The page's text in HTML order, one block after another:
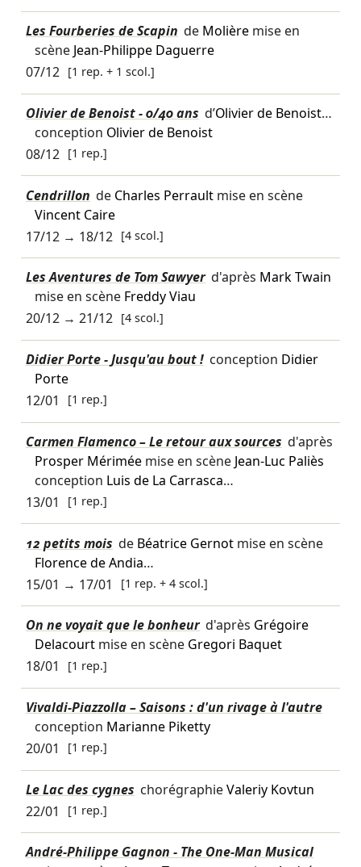
Les Fourberies de Scapin de Molièremise en
scène Jean-Philippe Daguerre
07/12 [1 rep. + 1 scol.]
Olivier de Benoist - 0/40 ans d’Olivier de Benoist…
conception Olivier de Benoist
08/12 [1 rep.]
Cendrillon de Charles Perraultmise en scène
Vincent Caire
17/12→ 18/12 [4 scol.]
Les Aventures de Tom Sawyer d'après Mark Twain
mise en scène Freddy Viau
20/12→ 21/12 [4 scol.]
Didier Porte - Jusqu'au bout ! conception Didier
Porte
12/01
[1 rep.]
Carmen Flamenco – Le retour aux sources d'après
Prosper Mériméemise en scène Jean-Luc Paliès
conception Luis de La Carrasca…
13/01
[1 rep.]
12 petits mois de Béatrice Gernotmise en scène
Florence de Andia…
15/01 → 17/01 [1 rep. + 4 scol.]
On ne voyait que le bonheur d'après Grégoire
Delacourtmise en scène Gregori Baquet
18/01
[1 rep.]
Vivaldi-Piazzolla – Saisons : d'un rivage à l'autre
conception Marianne Piketty
20/01
[1 rep.]
Le Lac des cygnes chorégraphieValeriy Kovtun
22/01
[1 rep.]
André-Philippe Gagnon - The One-Man Musical